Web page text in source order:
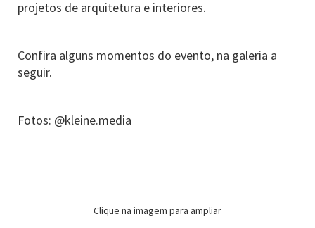
projetos de arquitetura e interiores.
Confira alguns momentos do evento, na galeria a
seguir.
Fotos: @kleine.media
Clique na imagem para ampliar